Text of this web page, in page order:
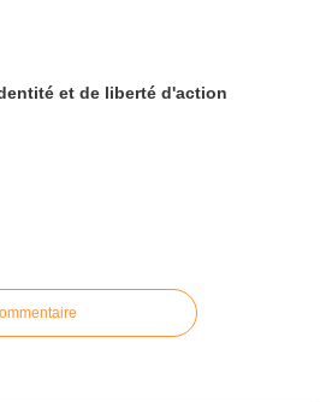
et de liberté d'action